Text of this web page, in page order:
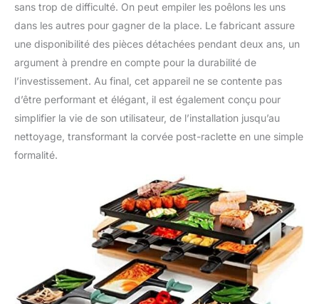
sans trop de difficulté. On peut empiler les poêlons les uns
dans les autres pour gagner de la place. Le fabricant assure
une disponibilité des pièces détachées pendant deux ans, un
argument à prendre en compte pour la durabilité de
l’investissement. Au final, cet appareil ne se contente pas
d’être performant et élégant, il est également conçu pour
simplifier la vie de son utilisateur, de l’installation jusqu’au
nettoyage, transformant la corvée post-raclette en une simple
formalité.